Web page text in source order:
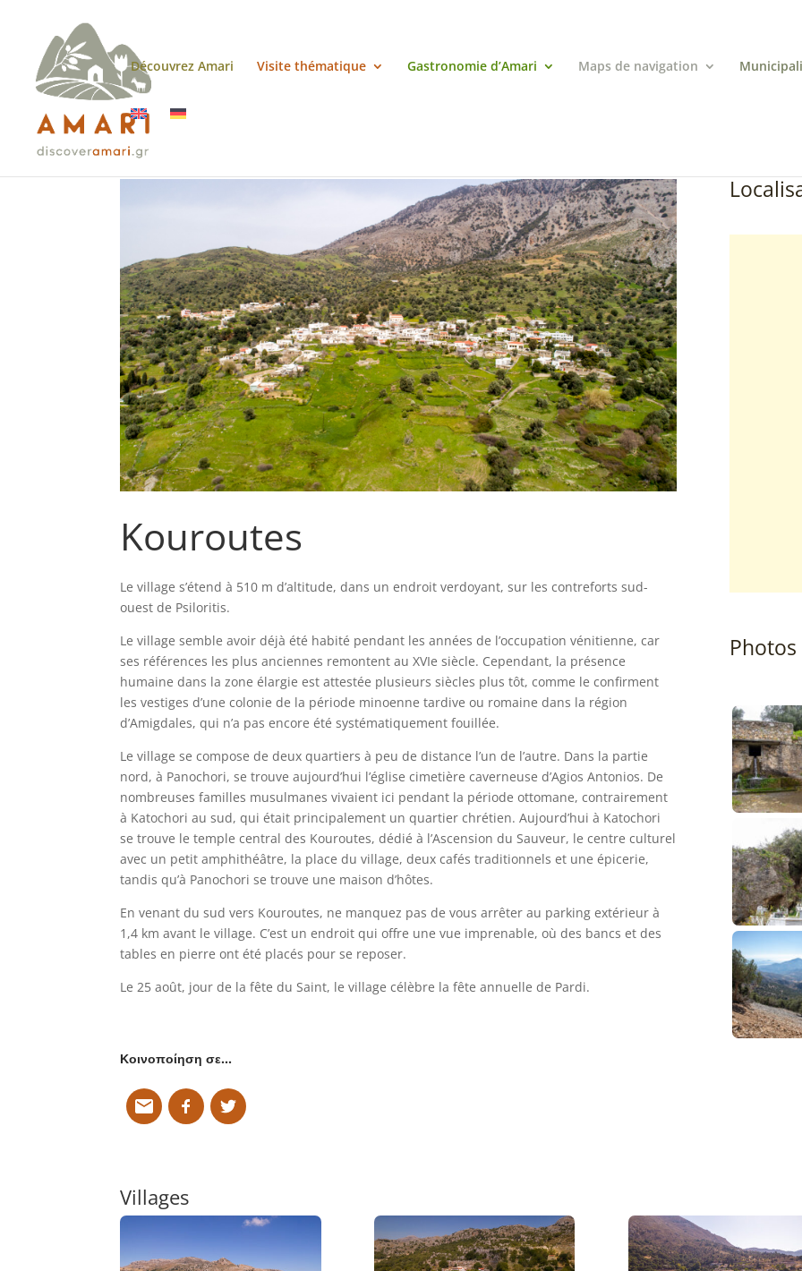
Découvrez Amari Visite thématique Gastronomie d’Amari Maps de navigation
Kouroutes
Le village s’étend à 510 m d’altitude, dans un endroit verdoyant, sur les contreforts sud-
ouest de Psiloritis.
Le village semble avoir déjà été habité pendant les années de l’occupation vénitienne, car
ses références les plus anciennes remontent au XVIe siècle. Cependant, la présence
humaine dans la zone élargie est attestée plusieurs siècles plus tôt, comme le confirment
les vestiges d’une colonie de la période minoenne tardive ou romaine dans la région
d’Amigdales, qui n’a pas encore été systématiquement fouillée.
Le village se compose de deux quartiers à peu de distance l’un de l’autre. Dans la partie
nord, à Panochori, se trouve aujourd’hui l’église cimetière caverneuse d’Agios Antonios. De
nombreuses familles musulmanes vivaient ici pendant la période ottomane, contrairement
à Katochori au sud, qui était principalement un quartier chrétien. Aujourd’hui à Katochori
se trouve le temple central des Kouroutes, dédié à l’Ascension du Sauveur, le centre culturel
avec un petit amphithéâtre, la place du village, deux cafés traditionnels et une épicerie,
tandis qu’à Panochori se trouve une maison d’hôtes.
En venant du sud vers Kouroutes, ne manquez pas de vous arrêter au parking extérieur à
1,4 km avant le village. C’est un endroit qui offre une vue imprenable, où des bancs et des
tables en pierre ont été placés pour se reposer.
Le 25 août, jour de la fête du Saint, le village célèbre la fête annuelle de Pardi.
Κοινοποίηση σε…
Photos
Villages